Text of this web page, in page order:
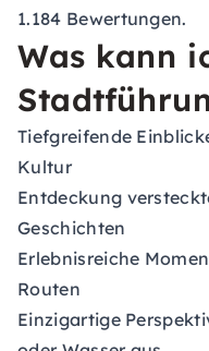
1.184 Bewertungen.
Was kann
Tiefgreifende
Kultur
Entdeckung
Geschichten
Erlebnisreiche
Routen
Einzigartige